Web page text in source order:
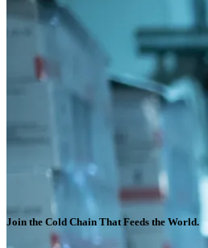
Join the Cold Chain That Feeds the World.